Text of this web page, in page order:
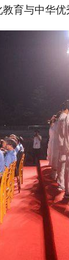
育与中华优